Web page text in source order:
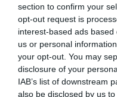
section to confirm your
opt-out request is
interest-based ads
us or personal
your opt-out. You may
disclosure of your
IAB’s list of downstream
also be disclosed by us
La Motte-Servolexà 0.43 km du
Sérézin-de-la-Tourà 1.83 km du
Cessieuà 1.54 km du point 13
Coiranneà 1.06 km du point 13
Voreppeà 0.92 km du point 15
La Crue de Moiransà 0.39 km du
Le Chevallonà 2.86 km du point
Le Bourg-de-Peageà 2.36 km du